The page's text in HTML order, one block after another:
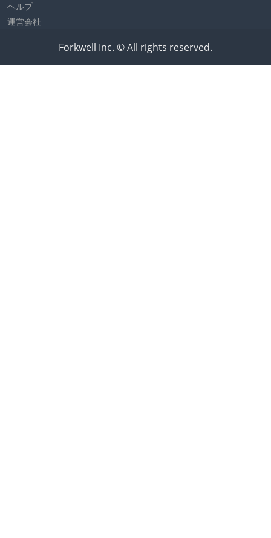
ヘルプ
運営会社
Forkwell Inc. © All rights reserved.